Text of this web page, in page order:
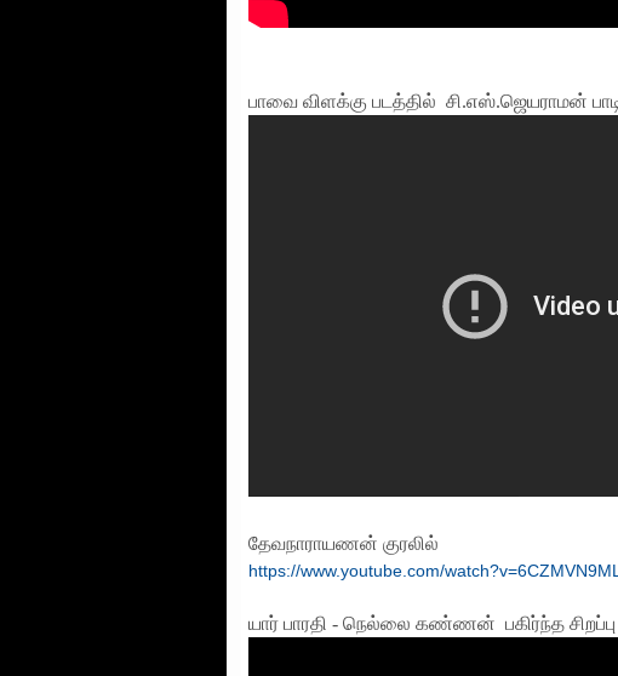
பாவை விளக்கு படத்தில் சி.எஸ்.ஜெயராமன்
தேவநாராயணன் குரலில்
https://www.youtube.com/
யார் பாரதி - நெல்லை கண்ணன் பகிர்ந்த சிறப்பு